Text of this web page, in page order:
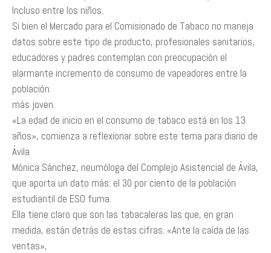
Incluso entre los niños.
Si bien el Mercado para el Comisionado de Tabaco no maneja
datos sobre este tipo de producto, profesionales sanitarios,
educadores y padres contemplan con preocupación el
alarmante incremento de consumo de vapeadores entre la
población
más joven.
«La edad de inicio en el consumo de tabaco está en los 13
años», comienza a reflexionar sobre este tema para diario de
Ávila
Mónica Sánchez, neumóloga del Complejo Asistencial de Ávila,
que aporta un dato más: el 30 por ciento de la población
estudiantil de ESO fuma.
Ella tiene claro que son las tabacaleras las que, en gran
medida, están detrás de estas cifras. «Ante la caída de las
ventas»,